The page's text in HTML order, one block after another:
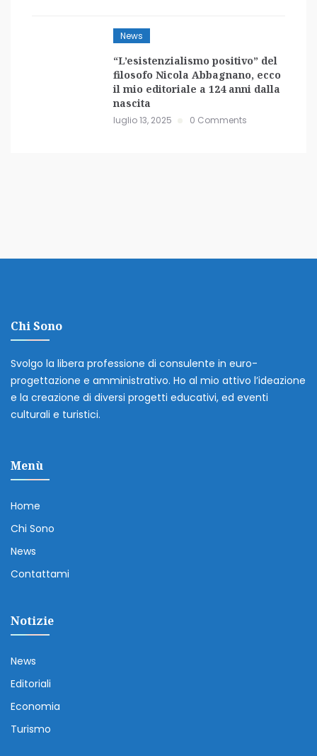
News
“L’esistenzialismo positivo” del
filosofo Nicola Abbagnano, ecco
il mio editoriale a 124 anni dalla
nascita
luglio 13, 2025 0 Comments
Chi Sono
Svolgo la libera professione di consulente in euro-
progettazione e amministrativo. Ho al mio attivo l’ideazione
e la creazione di diversi progetti educativi, ed eventi
culturali e turistici.
Menù
Home
Chi Sono
News
Contattami
Notizie
News
Editoriali
Economia
Turismo